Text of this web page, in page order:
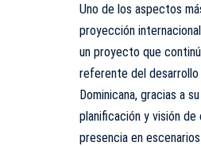
Uno de los aspectos
proyección
un proyecto que
referente del desarrollo
Dominicana, gracias a
planificación y visión
presencia en